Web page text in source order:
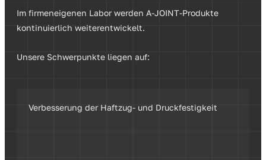
Im firmeneigenen Labor werden A-JOINT-Produkte
kontinuierlich weiterentwickelt.
Unsere Schwerpunkte liegen auf:
Verbesserung der Haftzug- und Druckfestigkeit